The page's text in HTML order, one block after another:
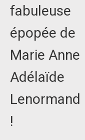
fabuleuse
épopée de
Marie Anne
Adélaïde
Lenormand
!